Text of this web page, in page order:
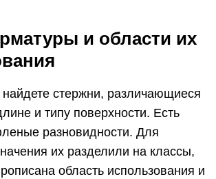
и области их
стержни, различающиеся
и типу поверхности. Есть
разновидности. Для
их разделили на классы,
область использования и